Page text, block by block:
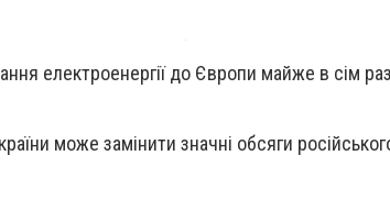
електроенергії до Європи майже в сім
може замінити значні обсяги